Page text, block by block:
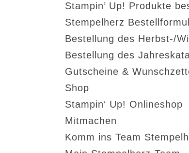
Stampin’ Up! Produkte
Stempelherz
Bestellung des Herbst-/
Bestellung des
Gutscheine &
Shop
Stampin‘ Up! Onlineshop
Mitmachen
Komm ins Team